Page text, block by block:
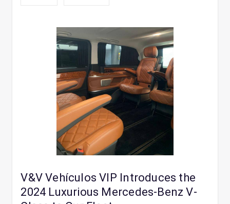
V&V Vehículos VIP Introduces the
2024 Luxurious Mercedes-Benz V-